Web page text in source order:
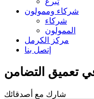
شركاء وممولون
شركاء
الممولون
مركز الكرمل
إتصل بنا
تعميق التضامن
شارك مع أصدقائك